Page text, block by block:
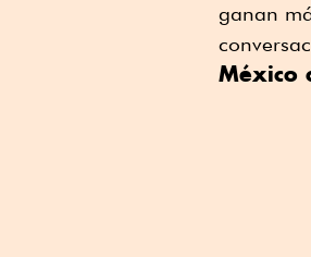
ganan
México